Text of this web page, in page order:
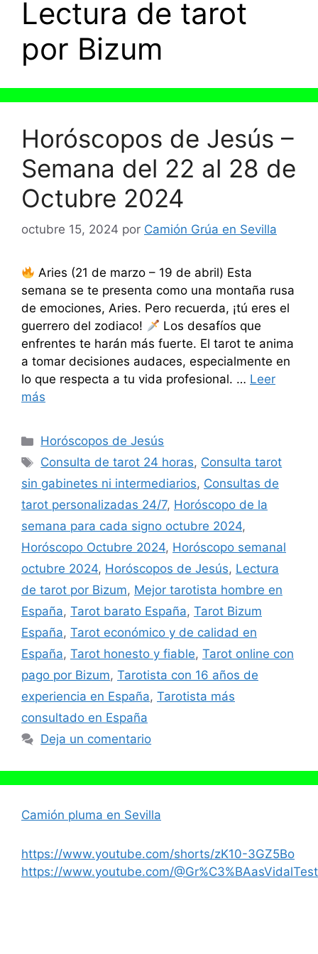
Lectura de tarot
por Bizum
Horóscopos de Jesús –
Semana del 22 al 28 de
Octubre 2024
octubre 15, 2024 por Camión Grúa en Sevilla
Aries (21 de marzo – 19 de abril) Esta
semana se te presenta como una montaña rusa
de emociones, Aries. Pero recuerda, ¡tú eres el
guerrero del zodiaco!
Los desafíos que
enfrentes te harán más fuerte. El tarot te anima
a tomar decisiones audaces, especialmente en
lo que respecta a tu vida profesional. … Leer
más
Categorías
Horóscopos de Jesús
Etiquetas
Consulta de tarot 24 horas, Consulta tarot
sin gabinetes ni intermediarios, Consultas de
tarot personalizadas 24/7, Horóscopo de la
semana para cada signo octubre 2024,
Horóscopo Octubre 2024, Horóscopo semanal
octubre 2024, Horóscopos de Jesús, Lectura
de tarot por Bizum, Mejor tarotista hombre en
España, Tarot barato España, Tarot Bizum
España, Tarot económico y de calidad en
España, Tarot honesto y fiable, Tarot online con
pago por Bizum, Tarotista con 16 años de
experiencia en España, Tarotista más
consultado en España
Deja un comentario
Camión pluma en Sevilla
https://www.youtube.com/shorts/zK10-3GZ5Bo
https://www.youtube.com/